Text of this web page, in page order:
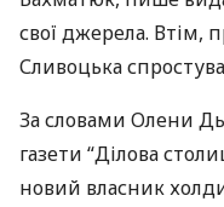
свої джерела. Втім,
Сливоцька
За словами Олени
газети “Ділова
новий власник